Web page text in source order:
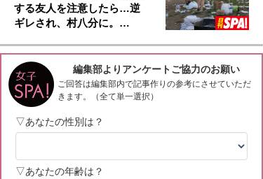
する友人を注意したら…逆
ギレされ、村八分に。…